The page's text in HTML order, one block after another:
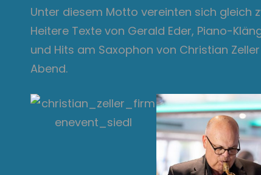
Unter diesem Motto vereinten sich gleich
Heitere Texte von Gerald Eder, Piano-
und Hits am Saxophon von Christian
Abend.